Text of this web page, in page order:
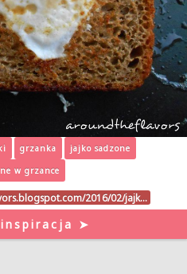
grzanka
jajko sadzone
w grzance
2016/02/jajk…
➤